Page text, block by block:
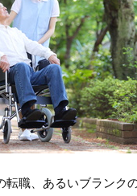
転職、あるいブランク